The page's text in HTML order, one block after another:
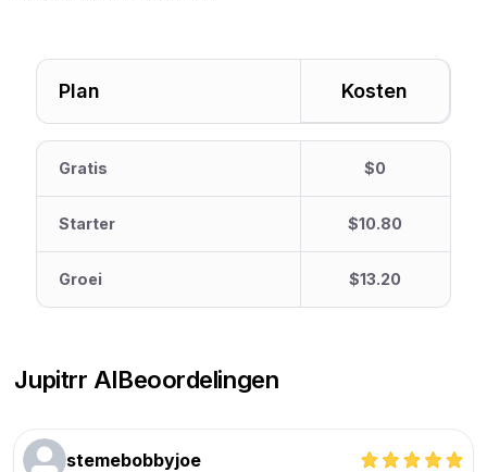
Plan Kosten
Gratis $0
Starter $10.80
Groei $13.20
Jupitrr AIBeoordelingen
stemebobbyjoe